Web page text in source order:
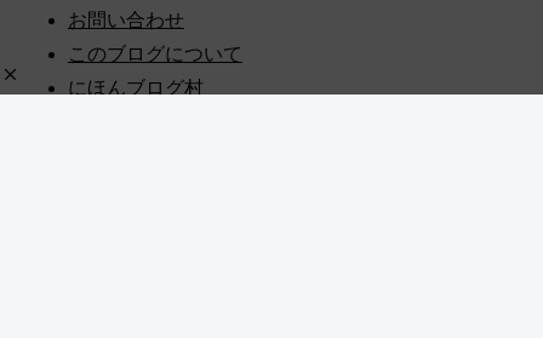
お問い合わせ
このブログについて
にほんブログ村